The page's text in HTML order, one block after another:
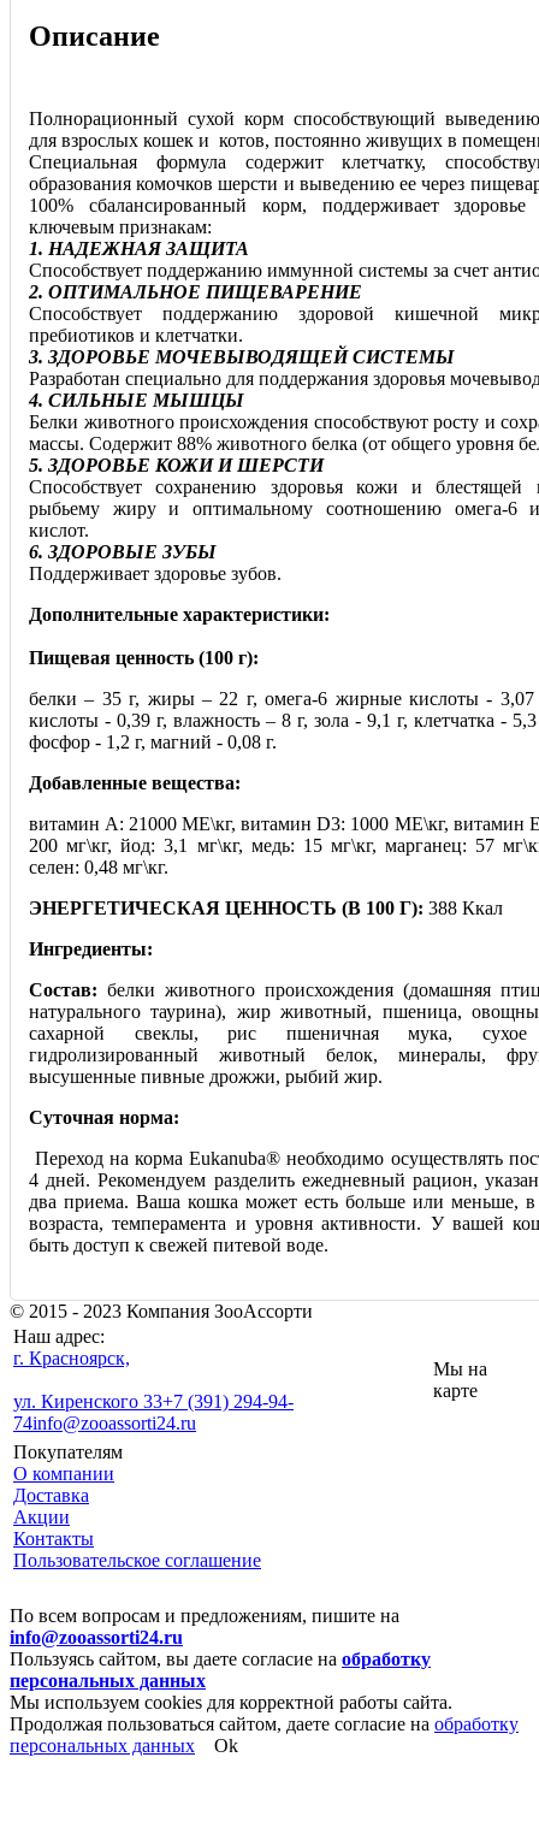
Описание
Полнорационный сухой корм способствующий
для взрослых кошек и котов, постоянно живущих в
Специальная формула содержит клетчатку,
образования комочков шерсти и выведению ее через
100% сбалансированный корм, поддерживает
ключевым признакам:
1. НАДЕЖНАЯ ЗАЩИТА
Способствует поддержанию иммунной системы за счет
2. ОПТИМАЛЬНОЕ ПИЩЕВАРЕНИЕ
Способствует поддержанию здоровой кишечной
пребиотиков и клетчатки.
3. ЗДОРОВЬЕ МОЧЕВЫВОДЯЩЕЙ СИСТЕМЫ
Разработан специально для поддержания здоровья
4. СИЛЬНЫЕ МЫШЦЫ
Белки животного происхождения способствуют росту и
массы. Содержит 88% животного белка (от общего уровня
5. ЗДОРОВЬЕ КОЖИ И ШЕРСТИ
Способствует сохранению здоровья кожи и блестящей
рыбьему жиру и оптимальному соотношению омега-6
кислот.
6. ЗДОРОВЫЕ ЗУБЫ
Поддерживает здоровье зубов.
Дополнительные характеристики:
Пищевая ценность (100 г):
белки – 35 г, жиры – 22 г, омега-6 жирные кислоты - 3,07
кислоты - 0,39 г, влажность – 8 г, зола - 9,1 г, клетчатка -
фосфор - 1,2 г, магний - 0,08 г.
Добавленные вещества:
витамин A: 21000 МЕ\кг, витамин D3: 1000 МЕ\кг, витамин
200 мг\кг, йод: 3,1 мг\кг, медь: 15 мг\кг, марганец: 57
селен: 0,48 мг\кг.
ЭНЕРГЕТИЧЕСКАЯ ЦЕННОСТЬ (В 100 Г): 388 Ккал
Ингредиенты:
Состав: белки животного происхождения (домашняя
натурального таурина), жир животный, пшеница,
сахарной свеклы, рис пшеничная мука,
гидролизированный животный белок, минералы,
высушенные пивные дрожжи, рыбий жир.
Суточная норма:
Переход на корма Eukanuba® необходимо осуществлять
4 дней. Рекомендуем разделить ежедневный рацион,
два приема. Ваша кошка может есть больше или меньше, в
возраста, темперамента и уровня активности. У вашей
быть доступ к свежей питевой воде.
© 2015 - 2023 Компания ЗооАссорти
Наш адрес:
г. Красноярск,
ул. Киренского 33+7 (391) 294-94-
74info@zooassorti24.ru
Мы на
карте
Покупателям
О компании
Доставка
Акции
Контакты
Пользовательское соглашение
По всем вопросам и предложениям, пишите на
info@zooassorti24.ru
Пользуясь сайтом, вы даете согласие на обработку
персональных данных
Мы используем cookies для корректной работы сайта.
Продолжая пользоваться сайтом, даете согласие на обработку
персональных данных
Ok